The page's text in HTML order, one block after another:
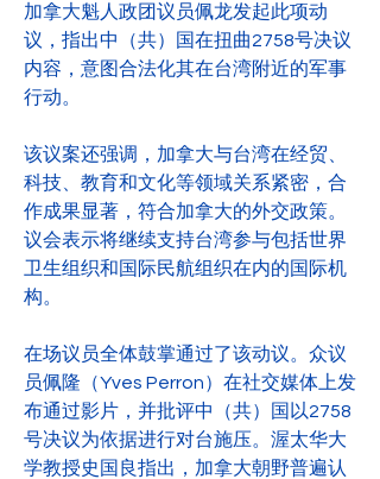
加拿大魁人政团议员佩龙发起此项动
议，指出中（共）国在扭曲2758号决议
内容，意图合法化其在台湾附近的军事
行动。
该议案还强调，加拿大与台湾在经贸、
科技、教育和文化等领域关系紧密，合
作成果显著，符合加拿大的外交政策。
议会表示将继续支持台湾参与包括世界
卫生组织和国际民航组织在内的国际机
构。
在场议员全体鼓掌通过了该动议。众议
员佩隆（Yves Perron）在社交媒体上发
布通过影片，并批评中（共）国以2758
号决议为依据进行对台施压。渥太华大
学教授史国良指出，加拿大朝野普遍认